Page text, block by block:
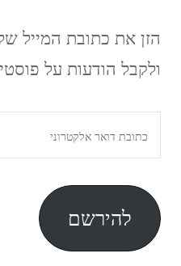
הזן את כתובת המייל
ולקבל הודעות על
דואר
אלקטרוני
להירשם